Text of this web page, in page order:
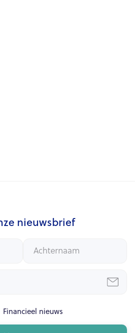
nieuwsbrief
Financieel nieuws